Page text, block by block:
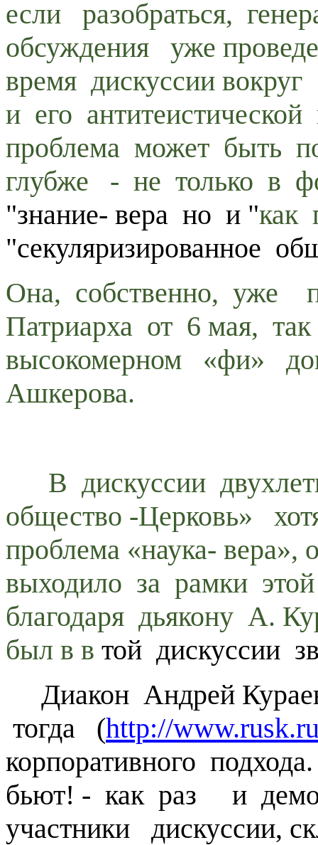
если разобраться,
обсуждения уже
время дискуссии
и его
проблема может быть
глубже - не только в
"знание- вера но и "как
"секуляризированное
Она, собственно, уже
Патриарха от 6 мая,
высокомерном «фи»
Ашкерова.
В дискуссии
общество -Церковь»
проблема «наука-
выходило за рамки
благодаря дьякону А.
был в в той дискуссии
Диакон Андрей Кураев
тогда (http://
корпоративного
бьют! - как раз и
участники дискуссии,